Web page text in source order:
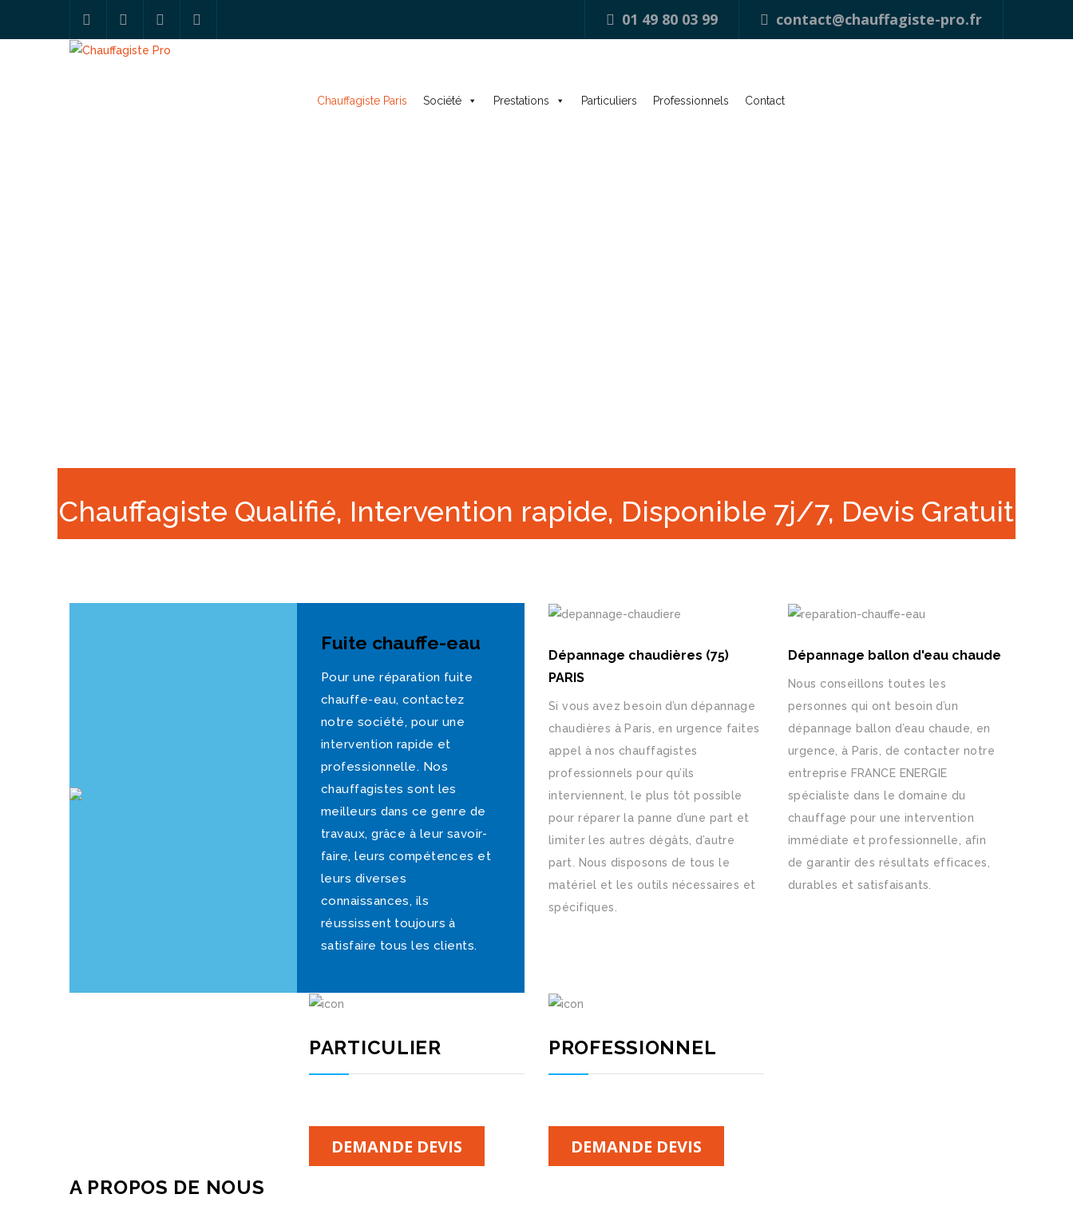
01 49 80 03 99 contact@chauffagiste-pro.fr
Chauffagiste Paris Société Prestations Particuliers Professionnels Contact
Chauffagiste Qualifié, Intervention rapide, Disponible 7j/7, Devis Gratuit
Fuite chauffe-eau
Pour une réparation fuite
chauffe-eau, contactez
notre société, pour une
intervention rapide et
professionnelle. Nos
chauffagistes sont les
meilleurs dans ce genre de
travaux, grâce à leur savoir-
faire, leurs compétences et
leurs diverses
connaissances, ils
réussissent toujours à
satisfaire tous les clients.
Dépannage chaudières (75)
PARIS
Si vous avez besoin d’un dépannage
chaudières à Paris, en urgence faites
appel à nos chauffagistes
professionnels pour qu’ils
interviennent, le plus tôt possible
pour réparer la panne d’une part et
limiter les autres dégâts, d’autre
part. Nous disposons de tous le
matériel et les outils nécessaires et
spécifiques.
Dépannage ballon d'eau chaude
Nous conseillons toutes les
personnes qui ont besoin d’un
dépannage ballon d’eau chaude, en
urgence, à Paris, de contacter notre
entreprise FRANCE ENERGIE
spécialiste dans le domaine du
chauffage pour une intervention
immédiate et professionnelle, afin
de garantir des résultats efficaces,
durables et satisfaisants.
PARTICULIER
DEMANDE DEVIS
PROFESSIONNEL
DEMANDE DEVIS
A PROPOS DE NOUS